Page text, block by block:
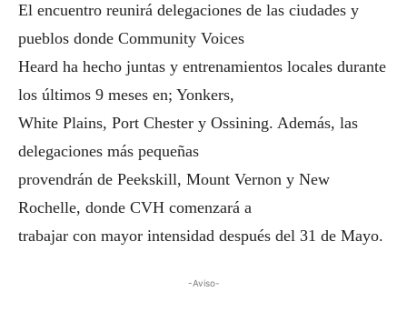
El encuentro reunirá delegaciones de las ciudades y
pueblos donde Community Voices
Heard ha hecho juntas y entrenamientos locales durante
los últimos 9 meses en; Yonkers,
White Plains, Port Chester y Ossining. Además, las
delegaciones más pequeñas
provendrán de Peekskill, Mount Vernon y New
Rochelle, donde CVH comenzará a
trabajar con mayor intensidad después del 31 de Mayo.
-Aviso-